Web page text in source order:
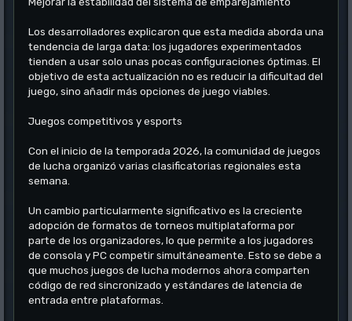
Los desarrolladores explicaron que esta medida aborda una
tendencia de larga data: los jugadores experimentados
tienden a usar solo unas pocas configuraciones óptimas. El
objetivo de esta actualización no es reducir la dificultad del
juego, sino añadir más opciones de juego viables.
Juegos competitivos y esports
Con el inicio de la temporada 2026, la comunidad de juegos
de lucha organizó varias clasificatorias regionales esta
semana.
Un cambio particularmente significativo es la creciente
adopción de formatos de torneos multiplataforma por
parte de los organizadores, lo que permite a los jugadores
de consola y PC competir simultáneamente. Esto se debe a
que muchos juegos de lucha modernos ahora comparten
código de red sincronizado y estándares de latencia de
entrada entre plataformas.